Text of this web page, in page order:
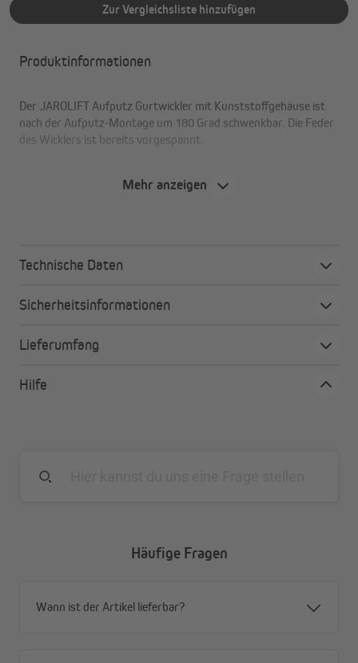
Zur Vergleichsliste hinzufügen
Produktinformationen
Der JAROLIFT Aufputz Gurtwickler mit Kunststoffgehäuse ist
nach der Aufputz-Montage um 180 Grad schwenkbar. Die Feder
des Wicklers ist bereits vorgespannt.
Mehr anzeigen
Technische Daten
Sicherheitsinformationen
Lieferumfang
Hilfe
Häufige Fragen
Wann ist der Artikel lieferbar?